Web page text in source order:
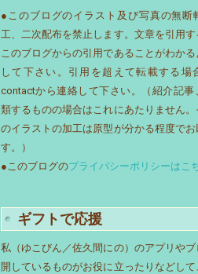
●このブログのイラスト及び写真の無断
工、二次配布を禁止します。文章を引用す
このブログからの引用であることがわか
して下さい。引用を超えて転載する場
contactから連絡して下さい。（紹介記事
類するものの場合はこれにあたりません。
のイラストの加工は原型が分かる程度でお
す。）
●このブログのプライバシーポリシーはこ
ギフトで応援
私（ゆこびん／佐久間にの）のアプリや
開しているものがお役に立ったりなどし